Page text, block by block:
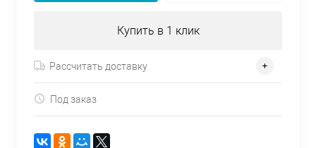
Купить в 1 клик
Рассчитать доставку
Под заказ